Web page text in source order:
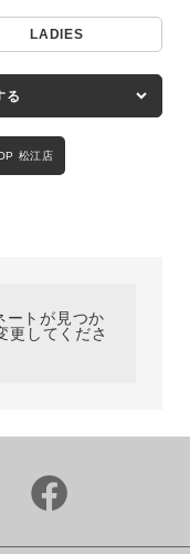
LADIES
る
松江店
ートが見つか
更してくださ